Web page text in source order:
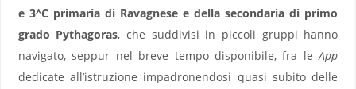
e 3^C primaria di Ravagnese e della secondaria di primo
grado Pythagoras, che suddivisi in piccoli gruppi hanno
navigato, seppur nel breve tempo disponibile, fra leApp
dedicate all’istruzione impadronendosi quasi subito delle